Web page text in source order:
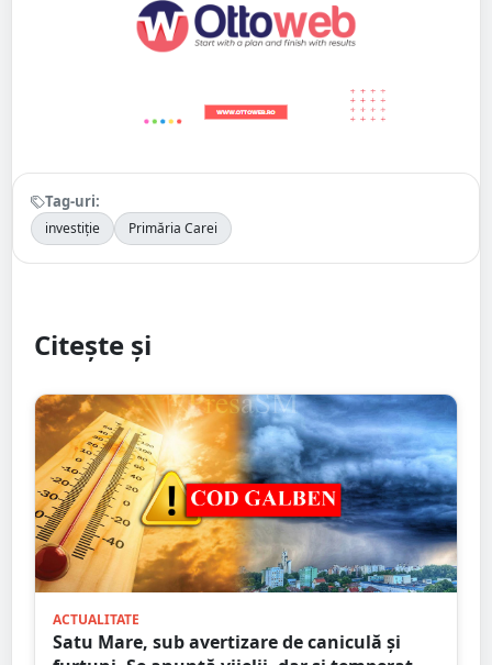
Tag-uri:
investiție Primăria Carei
Citește și
ACTUALITATE
Satu Mare, sub avertizare de caniculă și